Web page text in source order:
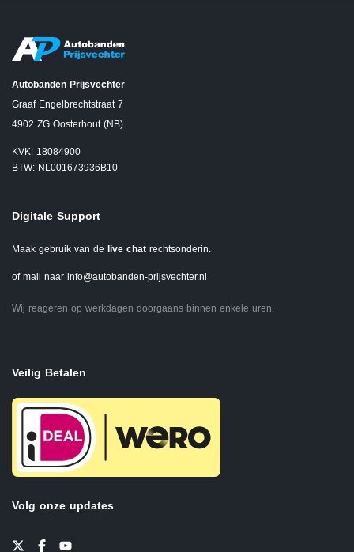
Autobanden Prijsvechter
Graaf Engelbrechtstraat 7
4902 ZG Oosterhout (NB)
KVK: 18084900
BTW: NL001673936B10
Digitale Support
Maak gebruik van de live chat rechtsonderin.
of mail naar info@autobanden-prijsvechter.nl
Wij reageren op werkdagen doorgaans binnen enkele uren.
Veilig Betalen
Volg onze updates